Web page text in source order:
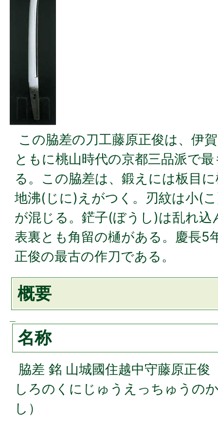
この脇差の刀工藤原正俊は、伊
ともに桃山時代の京都三品派で
る。この脇差は、鍛えには板目
地沸(じに)えがつく。刃紋は小(
が混じる。鋩子(ぼうし)は乱れ
表裏とも角留の樋がある。慶長5
正俊の最古の作刀である。
概要
名称
脇差 銘 山城國住越中守藤原正
しろのくにじゅうえっちゅうの
し）